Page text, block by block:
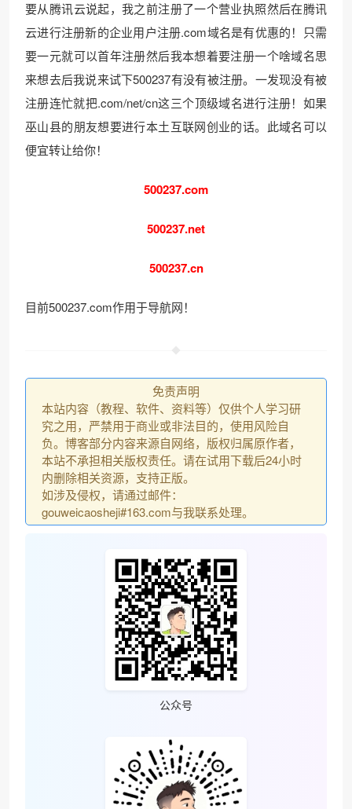
❄
要从腾讯云说起，我之前注册了一个营业执照然后在腾讯
云进行注册新的企业用户注册.com域名是有优惠的！只需
要一元就可以首年注册然后我本想着要注册一个啥域名思
来想去后我说来试下500237有没有被注册。一发现没有被
注册连忙就把.com/net/cn这三个顶级域名进行注册！如果
巫山县的朋友想要进行本土互联网创业的话。此域名可以
便宜转让给你！
500237.com
500237.net
500237.cn
目前500237.com作用于导航网！
免责声明
本站内容（教程、软件、资料等）仅供个人学习研
究之用，严禁用于商业或非法目的，使用风险自
负。博客部分内容来源自网络，版权归属原作者，
本站不承担相关版权责任。请在试用下载后24小时
内删除相关资源，支持正版。
如涉及侵权，请通过邮件：
gouweicaosheji#163.com与我联系处理。
公众号